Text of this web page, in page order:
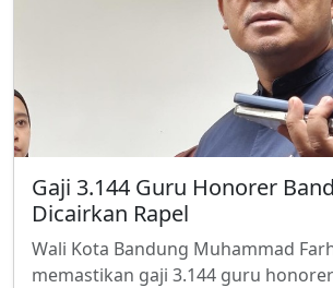
Gaji 3.144 Guru Honorer
Dicairkan Rapel
Wali Kota Bandung Muhammad
memastikan gaji 3.144 guru